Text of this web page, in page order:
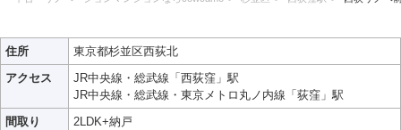
住所
東京都杉並区西荻北
アクセス
JR中央線・総武線「西荻窪」駅
JR中央線・総武線・東京メトロ丸ノ内線「荻窪」駅
間取り
2LDK+納戸